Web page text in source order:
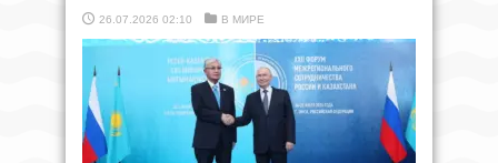
26.07.2026 02:10 В МИРЕ